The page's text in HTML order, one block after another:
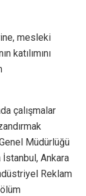
mesleki
katılımını
çalışmalar
Müdürlüğü
Ankara
Reklam